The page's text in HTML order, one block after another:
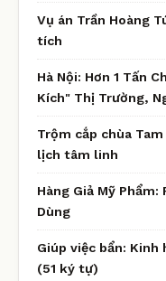
Vụ án Trần Hoàng
tích
Hà Nội: Hơn 1 Tấn
Kích" Thị Trường,
Trộm cắp chùa
lịch tâm linh
Hàng Giả Mỹ
Dùng
Giúp việc bẩn: Kinh
(51 ký tự)